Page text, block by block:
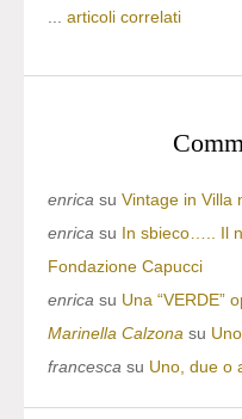
articoli correlati
enrica su Vintage in Villa
enrica su In sbieco….. Il
Fondazione Capucci
enrica su Una “VERDE”
Marinella Calzona su
francesca su Uno, due o